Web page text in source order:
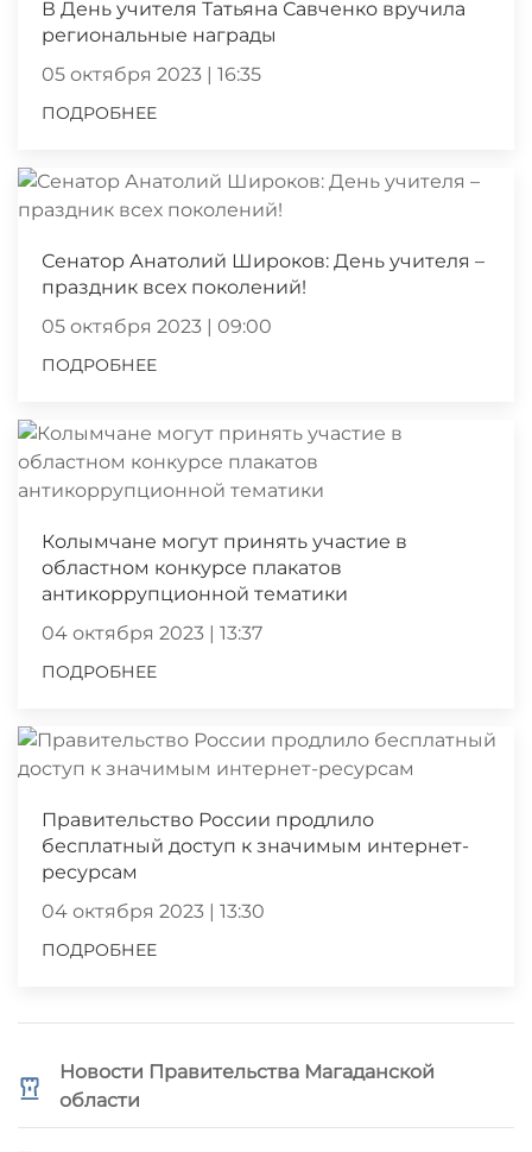
В День учителя Татьяна Савченко вручила
региональные награды
05 октября 2023 | 16:35
ПОДРОБНЕЕ
Сенатор Анатолий Широков: День учителя –
праздник всех поколений!
05 октября 2023 | 09:00
ПОДРОБНЕЕ
Колымчане могут принять участие в
областном конкурсе плакатов
антикоррупционной тематики
04 октября 2023 | 13:37
ПОДРОБНЕЕ
Правительство России продлило
бесплатный доступ к значимым интернет-
ресурсам
04 октября 2023 | 13:30
ПОДРОБНЕЕ
Новости Правительства Магаданской
области